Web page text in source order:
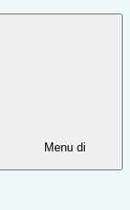
Menu di